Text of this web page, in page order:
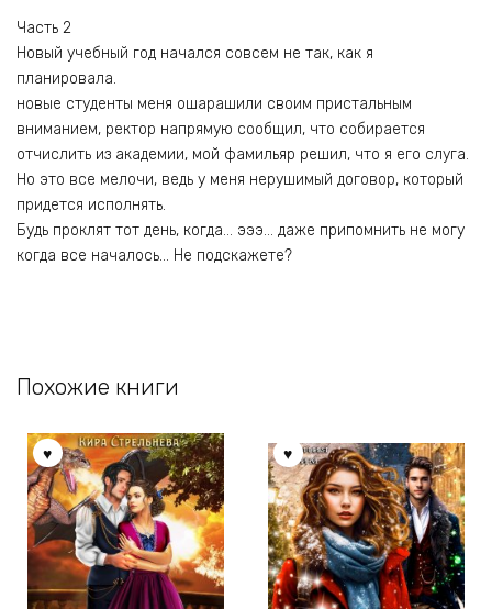
Часть 2
Новый учебный год начался совсем не так, как я
планировала.
новые студенты меня ошарашили своим пристальным
вниманием, ректор напрямую сообщил, что собирается
отчислить из академии, мой фамильяр решил, что я его слуга.
Но это все мелочи, ведь у меня нерушимый договор, который
придется исполнять.
Будь проклят тот день, когда… эээ… даже припомнить не могу
когда все началось… Не подскажете?
Похожие книги